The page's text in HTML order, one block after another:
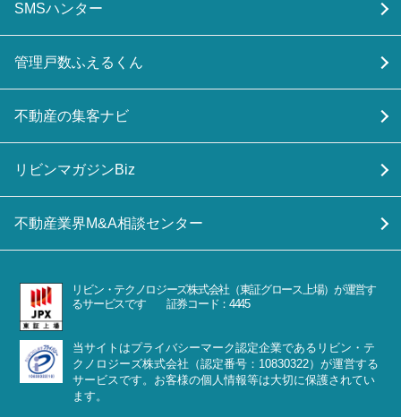
SMSハンター
管理戸数ふえるくん
不動産の集客ナビ
リビンマガジンBiz
不動産業界M&A相談センター
リビン・テクノロジーズ株式会社（東証グロース上場）が運営す
るサービスです 証券コード：4445
当サイトはプライバシーマーク認定企業であるリビン・テ
クノロジーズ株式会社（認定番号：10830322）が運営する
サービスです。お客様の個人情報等は大切に保護されてい
ます。